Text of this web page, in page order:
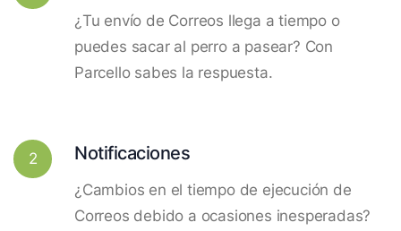
¿Tu envío de Correos llega a tiempo o
puedes sacar al perro a pasear? Con
Parcello sabes la respuesta.
2 Notificaciones
¿Cambios en el tiempo de ejecución de
Correos debido a ocasiones inesperadas?